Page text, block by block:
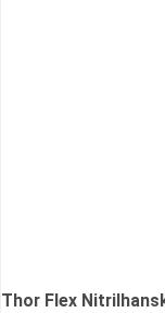
Thor Flex